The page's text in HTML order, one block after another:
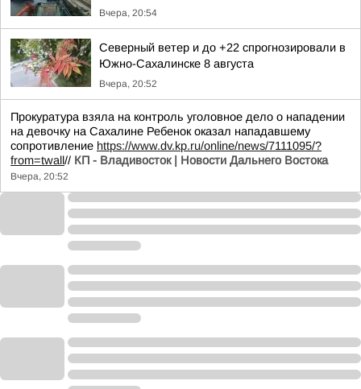
Вчера, 20:54
Северный ветер и до +22 спрогнозировали в
Южно-Сахалинске 8 августа
Вчера, 20:52
Прокуратура взяла на контроль уголовное дело о нападении
на девочку на Сахалине Ребенок оказал нападавшему
сопротивление https://www.dv.kp.ru/online/news/7111095/?
from=twall// КП - Владивосток | Новости Дальнего Востока
Вчера, 20:52